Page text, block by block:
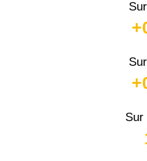
Sur